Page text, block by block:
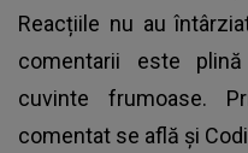
Reacțiile nu au
comentarii este
cuvinte frumoase.
comentat se află și